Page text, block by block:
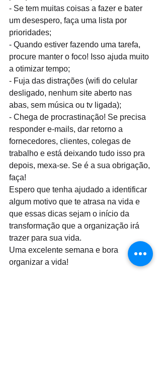
- Se tem muitas coisas a fazer e bater
um desespero, faça uma lista por
prioridades;
- Quando estiver fazendo uma tarefa,
procure manter o foco! Isso ajuda muito
a otimizar tempo;
- Fuja das distrações (wifi do celular
desligado, nenhum site aberto nas
abas, sem música ou tv ligada);
- Chega de procrastinação! Se precisa
responder e-mails, dar retorno a
fornecedores, clientes, colegas de
trabalho e está deixando tudo isso pra
depois, mexa-se. Se é a sua obrigação,
faça!
Espero que tenha ajudado a identificar
algum motivo que te atrasa na vida e
que essas dicas sejam o início da
transformação que a organização irá
trazer para sua vida.
Uma excelente semana e bora
organizar a vida!